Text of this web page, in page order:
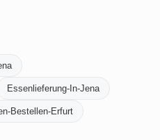
Essenlieferung-In-Jena
Bestellen-Erfurt